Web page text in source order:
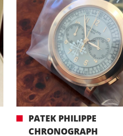
PATEK PHILIPPE
CHRONOGRAPH